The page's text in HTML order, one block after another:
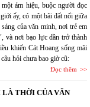
ám hiệu, buộc người đọc
ấy, có một bãi đất nổi giữa
của văn minh, nơi trẻ em
và nơi bạo lực dần trở thành
khiến Cát Hoang sống mãi
hỏi chưa bao giờ cũ:
Đọc thêm
THỜI CỦA VĂN